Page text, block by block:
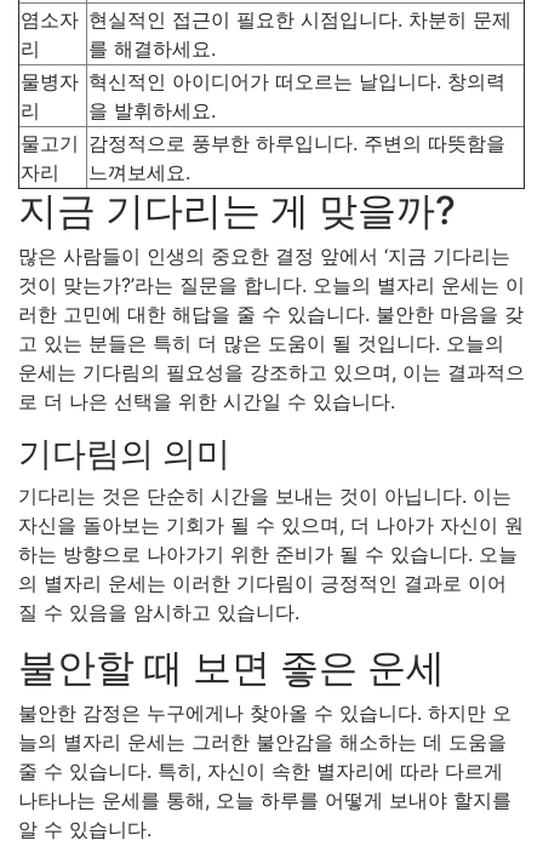
염소자
리
현실적인 접근이 필요한 시점입니다. 차분히 문제
를 해결하세요.
물병자
리
혁신적인 아이디어가 떠오르는 날입니다. 창의력
을 발휘하세요.
물고기
자리
감정적으로 풍부한 하루입니다. 주변의 따뜻함을
느껴보세요.
지금 기다리는 게 맞을까?
많은 사람들이 인생의 중요한 결정 앞에서 ‘지금 기다리는
것이 맞는가?’라는 질문을 합니다. 오늘의 별자리 운세는 이
러한 고민에 대한 해답을 줄 수 있습니다. 불안한 마음을 갖
고 있는 분들은 특히 더 많은 도움이 될 것입니다. 오늘의
운세는 기다림의 필요성을 강조하고 있으며, 이는 결과적으
로 더 나은 선택을 위한 시간일 수 있습니다.
기다림의 의미
기다리는 것은 단순히 시간을 보내는 것이 아닙니다. 이는
자신을 돌아보는 기회가 될 수 있으며, 더 나아가 자신이 원
하는 방향으로 나아가기 위한 준비가 될 수 있습니다. 오늘
의 별자리 운세는 이러한 기다림이 긍정적인 결과로 이어
질 수 있음을 암시하고 있습니다.
불안할 때 보면 좋은 운세
불안한 감정은 누구에게나 찾아올 수 있습니다. 하지만 오
늘의 별자리 운세는 그러한 불안감을 해소하는 데 도움을
줄 수 있습니다. 특히, 자신이 속한 별자리에 따라 다르게
나타나는 운세를 통해, 오늘 하루를 어떻게 보내야 할지를
알 수 있습니다.